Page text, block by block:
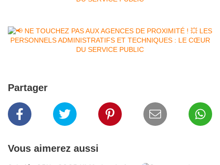
Partager
Vous aimerez aussi